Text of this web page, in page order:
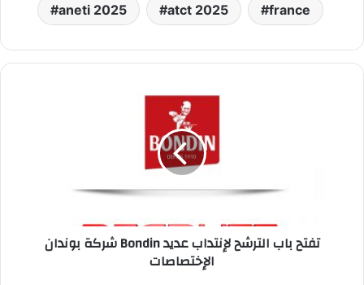
aneti 2025 atct 2025 france
شركة بوندان Bondin تفتح باب الترشح لإنتداب عديد
الإختصاصات